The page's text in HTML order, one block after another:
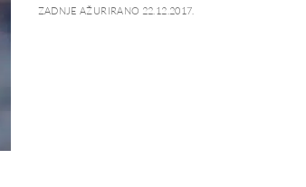
ZADNJE AŽURIRANO 22.12.2017.